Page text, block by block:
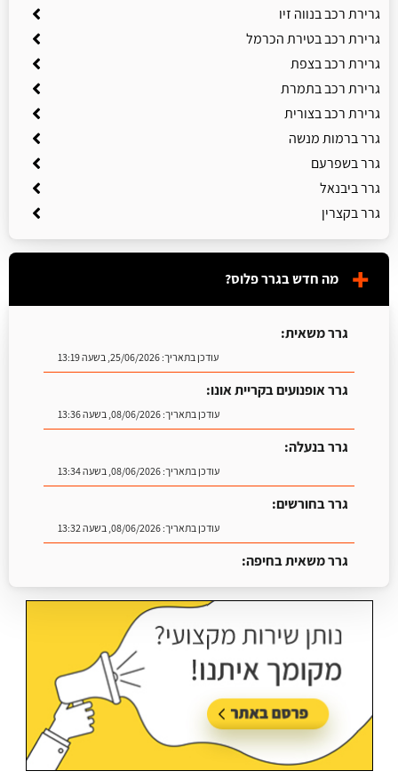
גרירת רכב בנווה זיו
גרירת רכב בטירת הכרמל
גרירת רכב בצפת
גרירת רכב בתמרת
גרירת רכב בצורית
גרר ברמות מנשה
גרר בשפרעם
גרר ביבנאל
גרר בקצרין
מה חדש בגרר פלוס?
גרר משאית:
עודכן בתאריך:25/06/2026, בשעה 13:19
גרר אופנועים בקריית אונו:
עודכן בתאריך:08/06/2026, בשעה 13:36
גרר בנעלה:
עודכן בתאריך:08/06/2026, בשעה 13:34
גרר בחורשים:
עודכן בתאריך:08/06/2026, בשעה 13:32
גרר משאית בחיפה:
עודכן בתאריך:25/06/2026, בשעה 13:25